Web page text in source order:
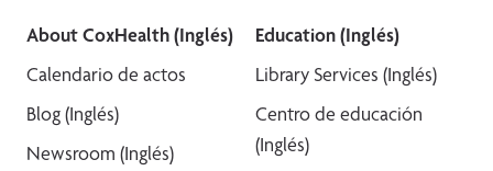
About CoxHealth (Inglés)
Calendario de actos
Blog (Inglés)
Newsroom (Inglés)
Education (Inglés)
Library Services (Inglés)
Centro de educación
(Inglés)